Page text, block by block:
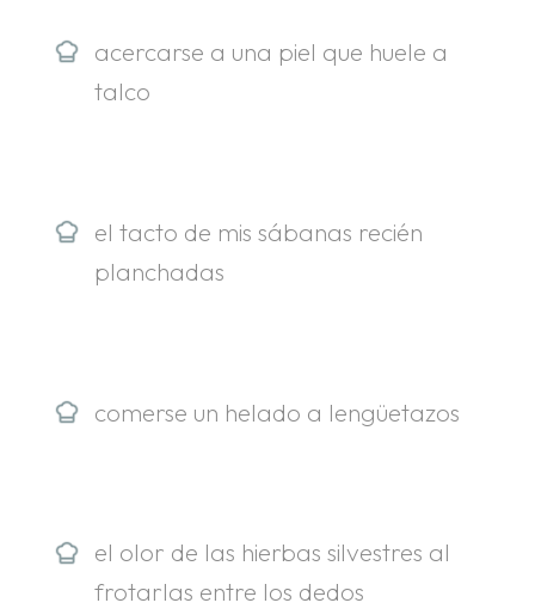
acercarse a una piel que huele a
talco
el tacto de mis sábanas recién
planchadas
comerse un helado a lengüetazos
el olor de las hierbas silvestres al
frotarlas entre los dedos